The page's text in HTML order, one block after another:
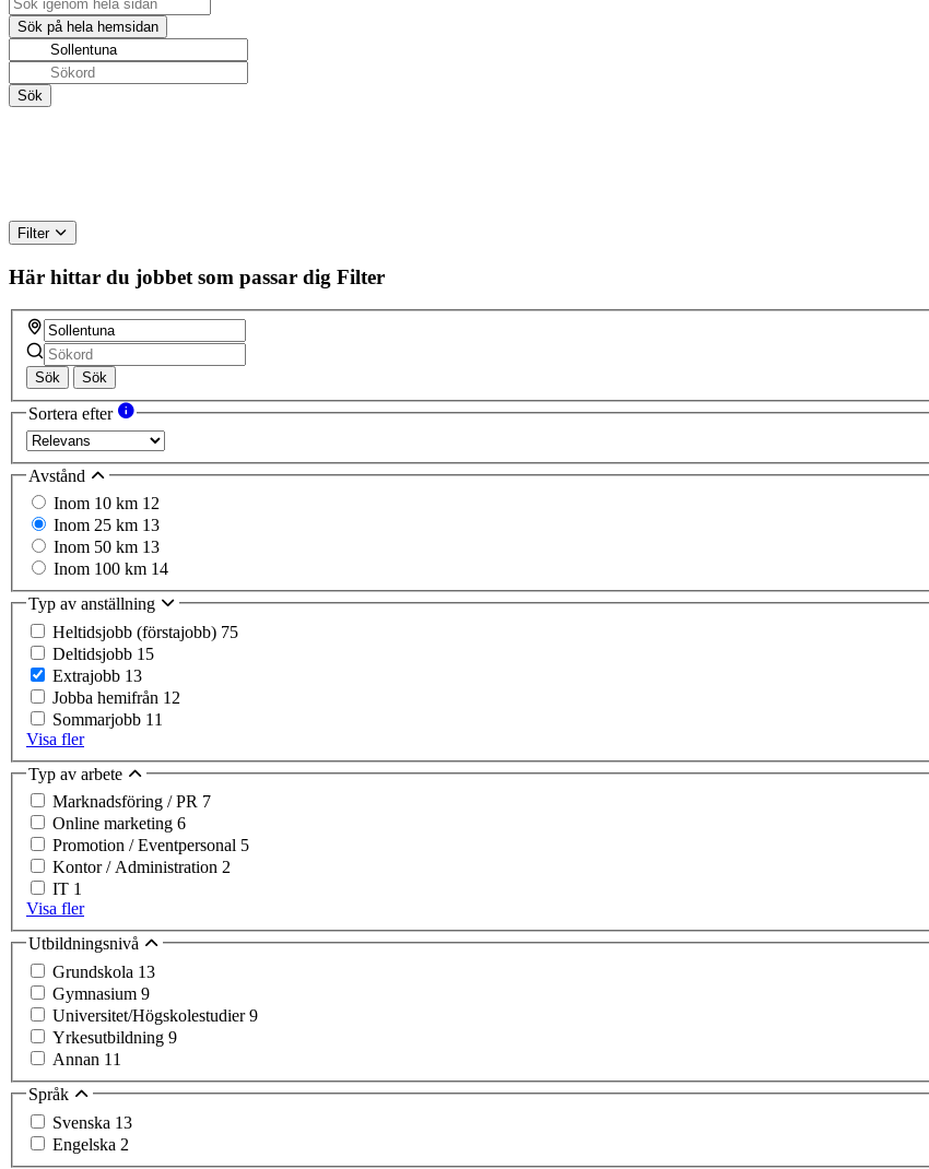
Filter
Här hittar du jobbet som passar dig Filter
Sök Sök
Sortera efter
Avstånd
Inom 10 km 12
Inom 25 km 13
Inom 50 km 13
Inom 100 km 14
Typ av anställning
Heltidsjobb (förstajobb) 75
Deltidsjobb 15
Extrajobb 13
Jobba hemifrån 12
Sommarjobb 11
Visa fler
Typ av arbete
Marknadsföring / PR 7
Online marketing 6
Promotion / Eventpersonal 5
Kontor / Administration 2
IT 1
Visa fler
Utbildningsnivå
Grundskola 13
Gymnasium 9
Universitet/Högskolestudier9
Yrkesutbildning 9
Annan 11
Språk
Svenska 13
Engelska 2